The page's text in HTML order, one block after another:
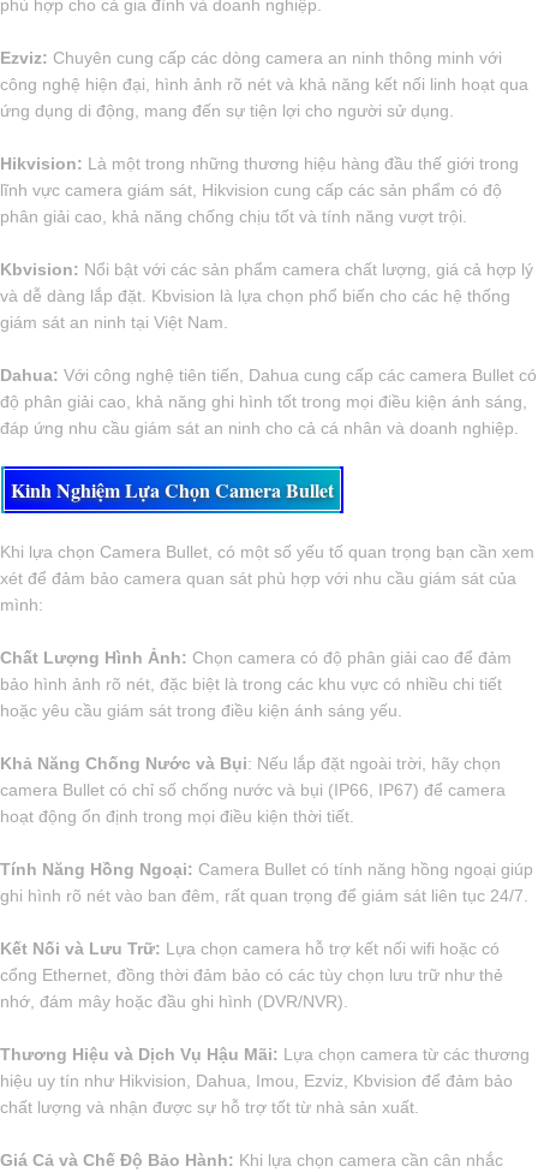
phù hợp cho cả gia đình và doanh nghiệp.
Ezviz: Chuyên cung cấp các dòng camera an ninh thông minh với
công nghệ hiện đại, hình ảnh rõ nét và khả năng kết nối linh hoạt qua
ứng dụng di động, mang đến sự tiện lợi cho người sử dụng.
Hikvision: Là một trong những thương hiệu hàng đầu thế giới trong
lĩnh vực camera giám sát, Hikvision cung cấp các sản phẩm có độ
phân giải cao, khả năng chống chịu tốt và tính năng vượt trội.
Kbvision: Nổi bật với các sản phẩm camera chất lượng, giá cả hợp lý
và dễ dàng lắp đặt. Kbvision là lựa chọn phổ biến cho các hệ thống
giám sát an ninh tại Việt Nam.
Dahua: Với công nghệ tiên tiến, Dahua cung cấp các camera Bullet có
độ phân giải cao, khả năng ghi hình tốt trong mọi điều kiện ánh sáng,
đáp ứng nhu cầu giám sát an ninh cho cả cá nhân và doanh nghiệp.
Kinh Nghiệm Lựa Chọn Camera Bullet
Khi lựa chọn Camera Bullet, có một số yếu tố quan trọng bạn cần xem
xét để đảm bảo camera quan sát phù hợp với nhu cầu giám sát của
mình:
Chất Lượng Hình Ảnh: Chọn camera có độ phân giải cao để đảm
bảo hình ảnh rõ nét, đặc biệt là trong các khu vực có nhiều chi tiết
hoặc yêu cầu giám sát trong điều kiện ánh sáng yếu.
Khả Năng Chống Nước và Bụi: Nếu lắp đặt ngoài trời, hãy chọn
camera Bullet có chỉ số chống nước và bụi (IP66, IP67) để camera
hoạt động ổn định trong mọi điều kiện thời tiết.
Tính Năng Hồng Ngoại: Camera Bullet có tính năng hồng ngoại giúp
ghi hình rõ nét vào ban đêm, rất quan trọng để giám sát liên tục 24/7.
Kết Nối và Lưu Trữ: Lựa chọn camera hỗ trợ kết nối wifi hoặc có
cổng Ethernet, đồng thời đảm bảo có các tùy chọn lưu trữ như thẻ
nhớ, đám mây hoặc đầu ghi hình (DVR/NVR).
Thương Hiệu và Dịch Vụ Hậu Mãi: Lựa chọn camera từ các thương
hiệu uy tín như Hikvision, Dahua, Imou, Ezviz, Kbvision để đảm bảo
chất lượng và nhận được sự hỗ trợ tốt từ nhà sản xuất.
Giá Cả và Chế Độ Bảo Hành: Khi lựa chọn camera cần cân nhắc